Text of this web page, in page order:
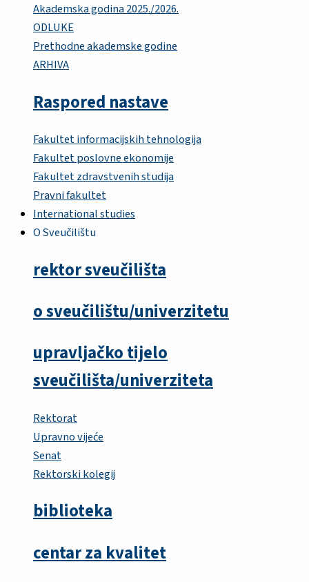
Akademska godina 2025./2026.
ODLUKE
Prethodne akademske godine
ARHIVA
Raspored nastave
Fakultet informacijskih tehnologija
Fakultet poslovne ekonomije
Fakultet zdravstvenih studija
Pravni fakultet
International studies
O Sveučilištu
rektor sveučilišta
o sveučilištu/univerzitetu
upravljačko tijelo
sveučilišta/univerziteta
Rektorat
Upravno vijeće
Senat
Rektorski kolegij
biblioteka
centar za kvalitet